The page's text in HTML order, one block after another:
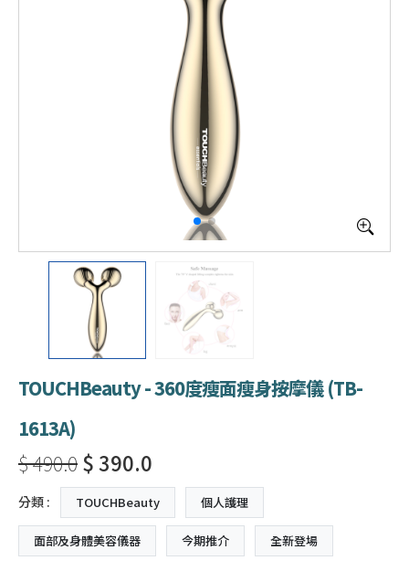
TOUCHBeauty - 360度瘦面瘦身按摩儀 (TB-
1613A)
$ 490.0$ 390.0
分類 : TOUCHBeauty 個人護理
面部及身體美容儀器 今期推介 全新登場